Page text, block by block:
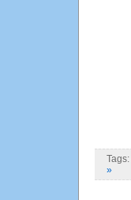
Tags:
»